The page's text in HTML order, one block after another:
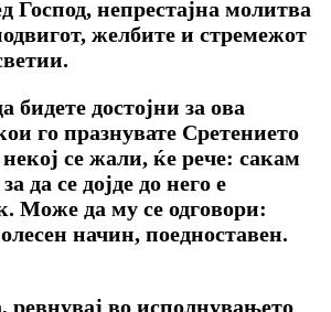
Господ, непрестајна молитва
желбите и стремежот
бидете достојни за ова
го празнувате Сретението
се жали, ќе рече: сакам
да се дојде до него е
Може да му се одговори:
начин, поедноставен.
ревнувај во исполнувањето